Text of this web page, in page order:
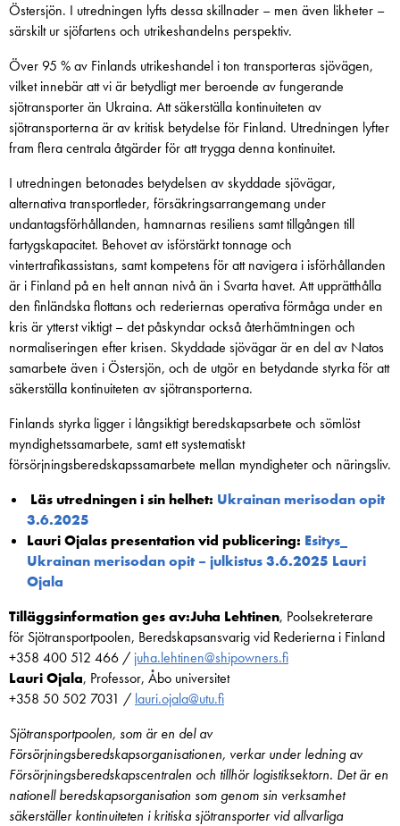
Östersjön. I utredningen lyfts dessa skillnader – men även likheter –
särskilt ur sjöfartens och utrikeshandelns perspektiv.
Över 95 % av Finlands utrikeshandel i ton transporteras sjövägen,
vilket innebär att vi är betydligt mer beroende av fungerande
sjötransporter än Ukraina. Att säkerställa kontinuiteten av
sjötransporterna är av kritisk betydelse för Finland. Utredningen lyfter
fram flera centrala åtgärder för att trygga denna kontinuitet.
I utredningen betonades betydelsen av skyddade sjövägar,
alternativa transportleder, försäkringsarrangemang under
undantagsförhållanden, hamnarnas resiliens samt tillgången till
fartygskapacitet. Behovet av isförstärkt tonnage och
vintertrafikassistans, samt kompetens för att navigera i isförhållanden
är i Finland på en helt annan nivå än i Svarta havet. Att upprätthålla
den finländska flottans och rederiernas operativa förmåga under en
kris är ytterst viktigt – det påskyndar också återhämtningen och
normaliseringen efter krisen. Skyddade sjövägar är en del av Natos
samarbete även i Östersjön, och de utgör en betydande styrka för att
säkerställa kontinuiteten av sjötransporterna.
Finlands styrka ligger i långsiktigt beredskapsarbete och sömlöst
myndighetssamarbete, samt ett systematiskt
försörjningsberedskapssamarbete mellan myndigheter och näringsliv.
Läs utredningen i sin helhet: Ukrainan merisodan opit
3.6.2025
Lauri Ojalas presentation vid publicering: Esitys_
Ukrainan merisodan opit – julkistus 3.6.2025 Lauri
Ojala
Tilläggsinformation ges av:Juha Lehtinen, Poolsekreterare
för Sjötransportpoolen, Beredskapsansvarig vid Rederierna i Finland
+358 400 512 466 / juha.lehtinen@shipowners.fi
Lauri Ojala, Professor, Åbo universitet
+358 50 502 7031 / lauri.ojala@utu.fi
Sjötransportpoolen, som är en del av
Försörjningsberedskapsorganisationen, verkar under ledning av
Försörjningsberedskapscentralen och tillhör logistiksektorn. Det är en
nationell beredskapsorganisation som genom sin verksamhet
säkerställer kontinuiteten i kritiska sjötransporter vid allvarliga